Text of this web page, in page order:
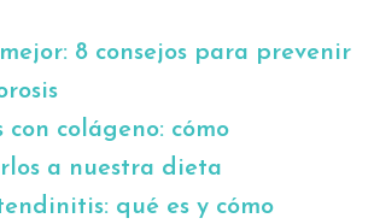
8 consejos para prevenir
con colágeno: cómo
a nuestra dieta
qué es y cómo